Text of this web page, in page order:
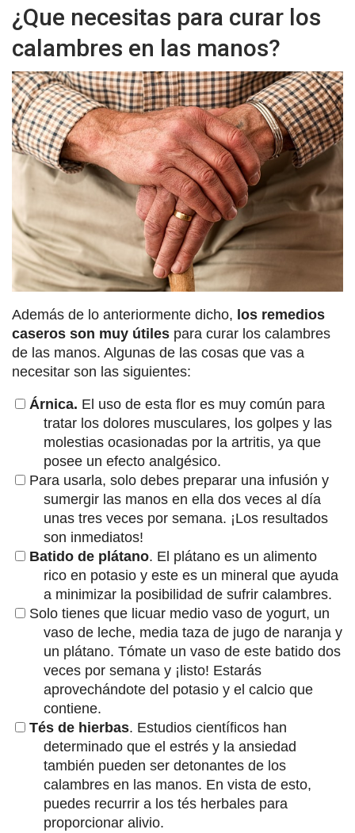
¿Que necesitas para curar los
calambres en las manos?
Además de lo anteriormente dicho, los remedios
caseros son muy útiles para curar los calambres
de las manos. Algunas de las cosas que vas a
necesitar son las siguientes:
Árnica. El uso de esta flor es muy común para
tratar los dolores musculares, los golpes y las
molestias ocasionadas por la artritis, ya que
posee un efecto analgésico.
Para usarla, solo debes preparar una infusión y
sumergir las manos en ella dos veces al día
unas tres veces por semana. ¡Los resultados
son inmediatos!
Batido de plátano. El plátano es un alimento
rico en potasio y este es un mineral que ayuda
a minimizar la posibilidad de sufrir calambres.
Solo tienes que licuar medio vaso de yogurt, un
vaso de leche, media taza de jugo de naranja y
un plátano. Tómate un vaso de este batido dos
veces por semana y ¡listo! Estarás
aprovechándote del potasio y el calcio que
contiene.
Tés de hierbas. Estudios científicos han
determinado que el estrés y la ansiedad
también pueden ser detonantes de los
calambres en las manos. En vista de esto,
puedes recurrir a los tés herbales para
proporcionar alivio.